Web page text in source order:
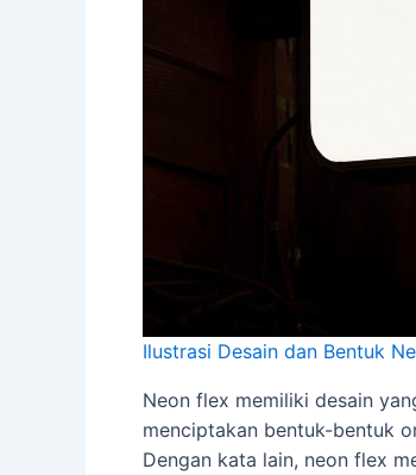
Ilustrasi Desain dan Bentuk
Neon flex memiliki desain
menciptakan bentuk-bentuk
Dengan kata lain, neon flex